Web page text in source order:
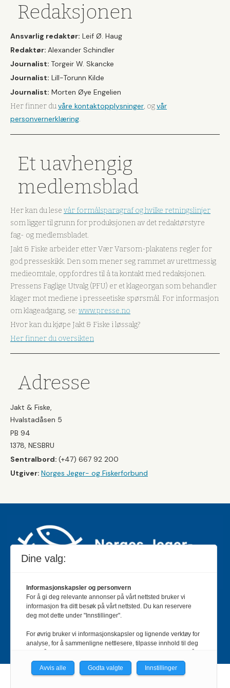
Redaksjonen
Ansvarlig redaktør: Leif Ø. Haug
Redaktør: Alexander Schindler
Journalist: Torgeir W. Skancke
Journalist: Lill-Torunn Kilde
Journalist: Morten Øye Engelien
Her finner duvåre kontaktopplysninger, ogvår
personvernerklæring.
Et uavhengig
medlemsblad
Her kan du lese vår formålsparagraf og hvilke retningslinjer
som ligger til grunn for produksjonen av det redaktørstyre
fag- og medlemsbladet.
Jakt & Fiske arbeider etter Vær Varsom-plakatens regler for
god presseskikk. Den som mener seg rammet av urettmessig
medieomtale, oppfordres til å ta kontakt med redaksjonen.
Pressens Faglige Utvalg (PFU) er et klageorgan som behandler
klager mot mediene i presseetiske spørsmål. For informasjon
om klageadgang, se: www.presse.no
Hvor kan du kjøpe Jakt & Fiske i løssalg?
Her finner du oversikten
Adresse
Jakt & Fiske,
Hvalstadåsen 5
PB 94
1378, NESBRU
Sentralbord: (+47) 667 92 200
Utgiver: Norges Jeger- og Fiskerforbund
Jakt & Fiske er landets største og eldste magasin for
jakt- og fiskeinteresserte med 195 000 månedlige
Bladet er en månedlig publikasjon og utgis av Norges
Jeger- og Fiskerforbund.
Meld deg inn her
Dine valg:
Informasjonskapsler og personvern
For å gi deg relevante annonser på vårt nettsted bruker vi
informasjon fra ditt besøk på vårt nettsted. Du kan reservere
deg mot dette under "Innstillinger".
For øvrig bruker vi informasjonskapsler og lignende verktøy for
analyse, for å sammenligne nettlesere, tilpasse innhold til deg
personvernerklæring.
Avvis alle Godta valgte Innstillinger